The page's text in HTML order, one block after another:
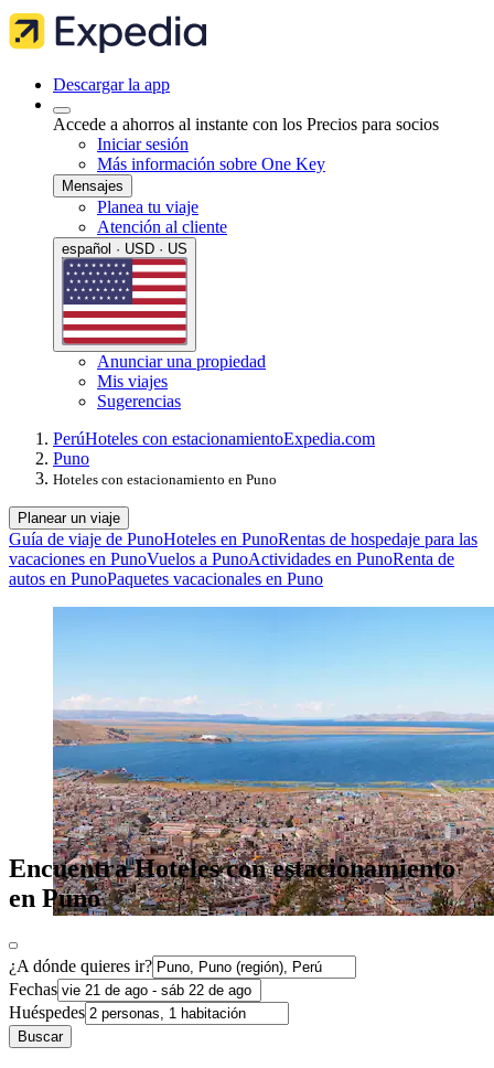
Descargar la app
Accede a ahorros al instante con los Precios para socios
Iniciar sesión
Más información sobre One Key
Mensajes
Planea tu viaje
Atención al cliente
español · USD · US
Anunciar una propiedad
Mis viajes
Sugerencias
PerúHoteles con estacionamientoExpedia.com
Puno
Hoteles con estacionamiento en Puno
Planear un viaje
Guía de viaje de PunoHoteles en PunoRentas de hospedaje para las
vacaciones en PunoVuelos a PunoActividades en PunoRenta de
autos en PunoPaquetes vacacionales en Puno
Encuentra Hoteles con estacionamiento
en Puno
¿A dónde quieres ir?
Fechas
Huéspedes
Buscar